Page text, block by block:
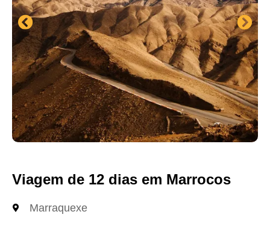
Viagem de 12 dias em Marrocos
Marraquexe